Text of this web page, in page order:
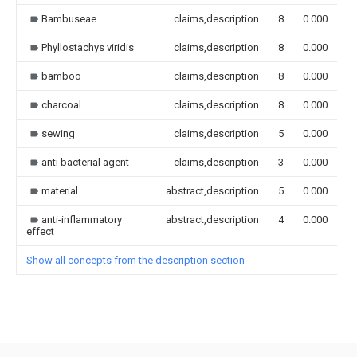
Bambuseae claims,description 8 0.000
Phyllostachys viridis claims,description 8 0.000
bamboo claims,description 8 0.000
charcoal claims,description 8 0.000
sewing claims,description 5 0.000
anti bacterial agent claims,description 3 0.000
material abstract,description 5 0.000
anti-inflammatory
effect
abstract,description 4 0.000
Show all concepts from the description section